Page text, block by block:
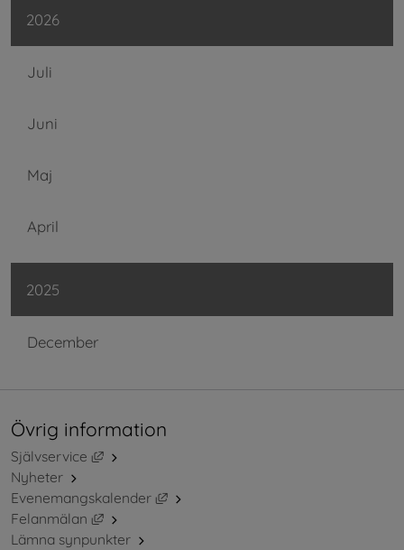
2026
Juli
Juni
Maj
April
2025
December
Övrig information
Självservice
Länk till annan webbplats, öppnas i nytt fönster.
Nyheter
Evenemangskalender
Länk till annan webbplats, öppnas i
Felanmälan
Länk till annan webbplats, öppnas i nytt fönster.
Lämna synpunkter